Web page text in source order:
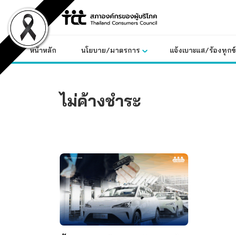
content
หน้าหลัก นโยบาย/มาตรการ แจ้งเบาะแส/ร้องทุกข์
ไม่ค้างชำระ